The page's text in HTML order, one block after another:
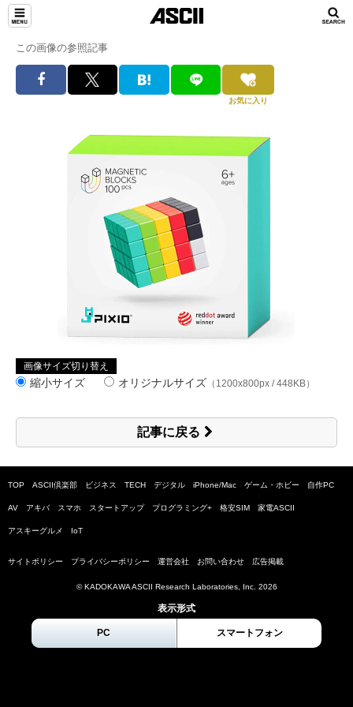
この画像の参照記事
お気に入り
画像サイズ切り替え
縮小サイズ オリジナルサイズ （1200x800px / 448KB）
記事に戻る
TOP ASCII倶楽部 ビジネス TECH デジタル iPhone/Mac ゲーム・ホビー 自作PC
AV アキバ スマホ スタートアップ プログラミング+ 格安SIM 家電ASCII
アスキーグルメ IoT
サイトポリシー プライバシーポリシー 運営会社 お問い合わせ 広告掲載
© KADOKAWA ASCII Research Laboratories, Inc. 2026
表示形式
PC スマートフォン